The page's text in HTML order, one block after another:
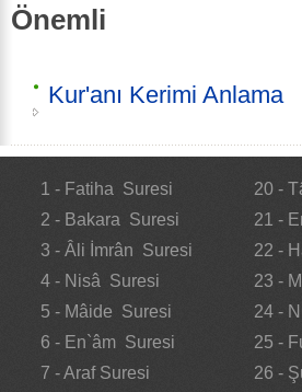
Önemli
Kur'anı Kerimi Anlama
1 - Fatiha Suresi
2 - Bakara Suresi
3 - Âli İmrân Suresi
4 - Nisâ Suresi
5 - Mâide Suresi
6 - En`âm Suresi
7 - Araf Suresi
20 -
21 -
22 -
23 -
24 -
25 -
26 -